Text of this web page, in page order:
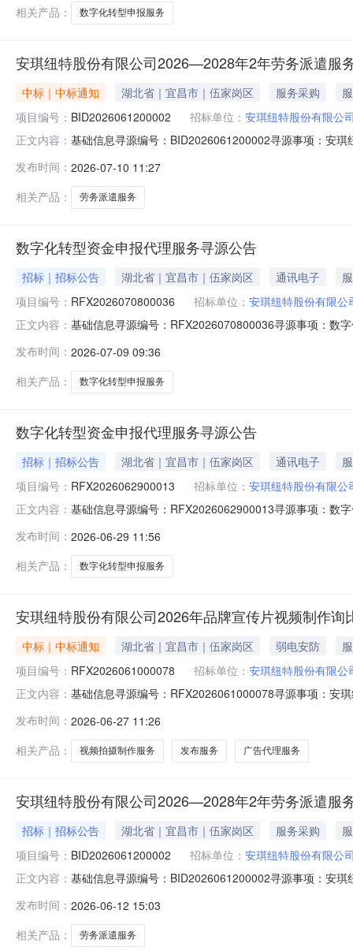
相关产品：
数字化转型申报服务
安琪纽特股份有限公司2026—2028年2年劳务派遣服
中标｜中标通知 湖北省｜宜昌市｜伍家岗区 服务采购
项目编号： BID2026061200002 招标单位： 安琪纽特股份有限公
正文内容： 基础信息寻源编号：BID2026061200002寻源事项：安
编码物料名称物料类别需求数量单位供应商编码供应商
发布时间： 2026-07-10 11:27
相关产品：
劳务派遣服务
数字化转型资金申报代理服务寻源公告
招标｜招标公告 湖北省｜宜昌市｜伍家岗区 通讯电子
项目编号： RFX2026070800036 招标单位： 安琪纽特股份有限公
正文内容： 基础信息寻源编号：RFX2026070800036寻源事项：数
额中标比例1数字化转型申报服务1个
发布时间： 2026-07-09 09:36
相关产品：
数字化转型申报服务
数字化转型资金申报代理服务寻源公告
招标｜招标公告 湖北省｜宜昌市｜伍家岗区 通讯电子
项目编号： RFX2026062900013 招标单位： 安琪纽特股份有限公
正文内容： 基础信息寻源编号：RFX2026062900013寻源事项：数
额中标比例1数字化转型申报服务1个
发布时间： 2026-06-29 11:56
相关产品：
数字化转型申报服务
安琪纽特股份有限公司2026年品牌宣传片视频制作询
中标｜中标通知 湖北省｜宜昌市｜伍家岗区 弱电安防
项目编号： RFX2026061000078 招标单位： 安琪纽特股份有限公
正文内容： 基础信息寻源编号：RFX2026061000078寻源事项：安
料名称物料类别需求数量单位供应商编码供应商名称中
发布时间： 2026-06-27 11:26
相关产品：
视频拍摄制作服务 发布服务 广告代理服务
安琪纽特股份有限公司2026—2028年2年劳务派遣服
招标｜招标公告 湖北省｜宜昌市｜伍家岗区 服务采购
项目编号： BID2026061200002 招标单位： 安琪纽特股份有限公
正文内容： 基础信息寻源编号：BID2026061200002寻源事项：安
供应商编码供应商名称中标数量中标金额中标比例1劳务
发布时间： 2026-06-12 15:03
相关产品：
劳务派遣服务